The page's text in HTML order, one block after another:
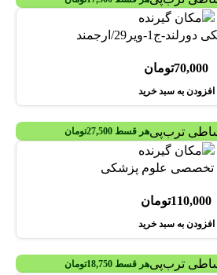
ج1-ویر29/ارجمند
70,000تومان
افزودن به سبد خرید
هر قسط 27,500تومان
تخصصی علوم پزشکی
110,000تومان
افزودن به سبد خرید
هر قسط 18,750تومان